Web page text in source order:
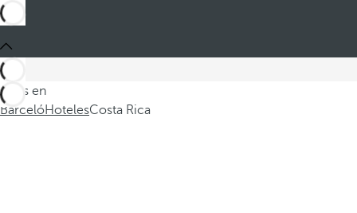
Estás en
BarcelóHotelesCosta Rica